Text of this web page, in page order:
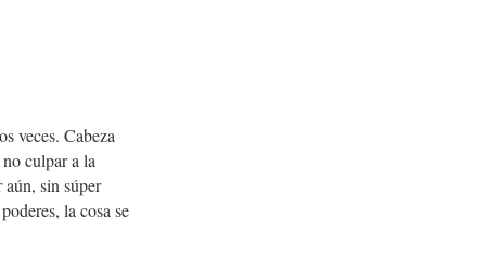
veces. Cabeza
culpar a la
aún, sin súper
la cosa se